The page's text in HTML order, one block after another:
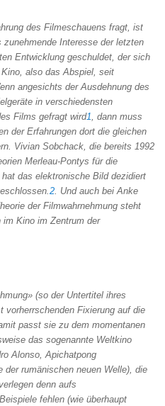
des Filmeschauens fragt, ist
Interesse der letzten
Entwicklung geschuldet, der sich
also das Abspiel, seit
angesichts der Ausdehnung des
in verschiedensten
Films gefragt wird1, dann muss
der Erfahrungen dort die gleichen
Vivian Sobchack, die bereits 1992
Merleau-Pontys für die
das elektronische Bild dezidiert
2. Und auch bei Anke
der Filmwahrnehmung steht
Kino im Zentrum der
(so der Untertitel ihres
Fixierung auf die
passt sie zu dem momentanen
das sogenannte Weltkino
Alonso, Apichatpong
der rumänischen neuen Welle), die
denn aufs
fehlen (wie überhaupt